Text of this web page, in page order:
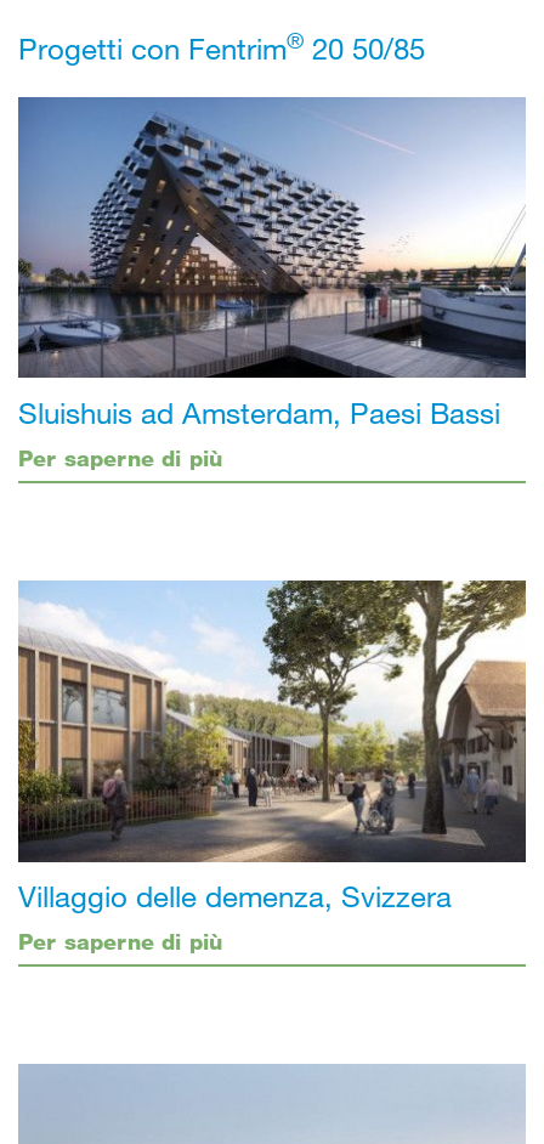
Progetti con Fentrim® 20 50/85
Sluishuis ad Amsterdam, Paesi Bassi
Per saperne di più
Villaggio delle demenza, Svizzera
Per saperne di più